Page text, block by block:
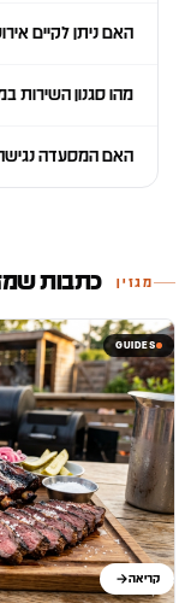
האם ניתן לקיים
מהו סגנון השירות
האם המסעדה
מגזין כתבות
GUIDES
קריאה